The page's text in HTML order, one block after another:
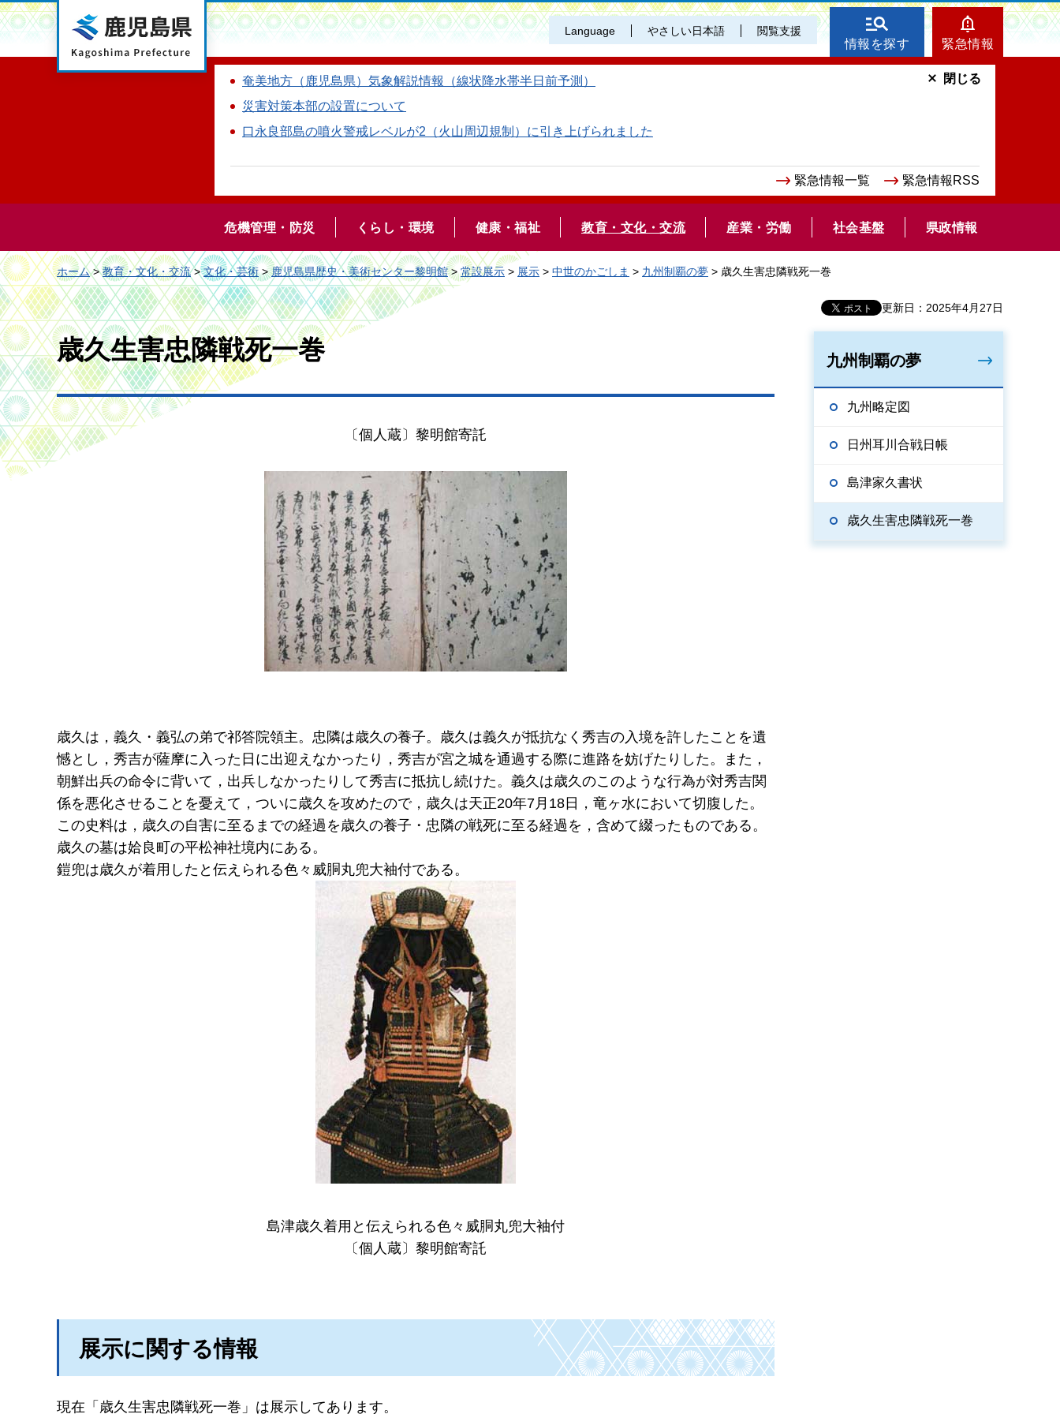
鹿児島県 Language やさしい日本語 閲覧支援
情報を探す 緊急情報
奄美地方（鹿児島県）気象解説情報（線状降水帯半日前予測）
災害対策本部の設置について
口永良部島の噴火警戒レベルが2（火山周辺規制）に引き上げられました
緊急情報一覧 緊急情報RSS
閉じる
危機管理・防災 くらし・環境 健康・福祉 教育・文化・交流 産業・労働 社会基盤 県政情報
ホーム>教育・文化・交流>文化・芸術>鹿児島県歴史・美術センター黎明館>常設展示 > 展示 > 中世のかごしま > 九州制覇の夢 > 歳久生害忠隣戦死一巻
更新日：2025年4月27日
歳久生害忠隣戦死一巻
〔個人蔵〕黎明館寄託
歳久は，義久・義弘の弟で祁答院領主。忠隣は歳久の養子。歳久は義久が抵抗なく秀吉の入境を許したことを遺
憾とし，秀吉が薩摩に入った日に出迎えなかったり，秀吉が宮之城を通過する際に進路を妨げたりした。また，
朝鮮出兵の命令に背いて，出兵しなかったりして秀吉に抵抗し続けた。義久は歳久のこのような行為が対秀吉関
係を悪化させることを憂えて，ついに歳久を攻めたので，歳久は天正20年7月18日，竜ヶ水において切腹した。
この史料は，歳久の自害に至るまでの経過を歳久の養子・忠隣の戦死に至る経過を，含めて綴ったものである。
歳久の墓は姶良町の平松神社境内にある。
鎧兜は歳久が着用したと伝えられる色々威胴丸兜大袖付である。
島津歳久着用と伝えられる色々威胴丸兜大袖付
〔個人蔵〕黎明館寄託
展示に関する情報
現在「歳久生害忠隣戦死一巻」は展示してあります。
九州制覇の夢
九州略定図
日州耳川合戦日帳
島津家久書状
歳久生害忠隣戦死一巻